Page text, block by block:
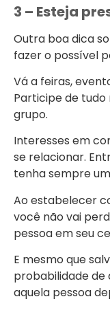
3 – Esteja
Outra boa dica
fazer o possível
Vá a feiras,
Participe de tudo
grupo.
Interesses em
se relacionar.
tenha sempre
Ao estabelecer
você não vai
pessoa em seu
E mesmo que
probabilidade de
aquela pessoa